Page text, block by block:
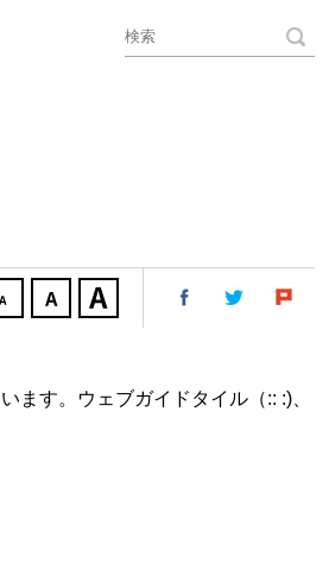
す。ウェブガイドタイル（:: :)、